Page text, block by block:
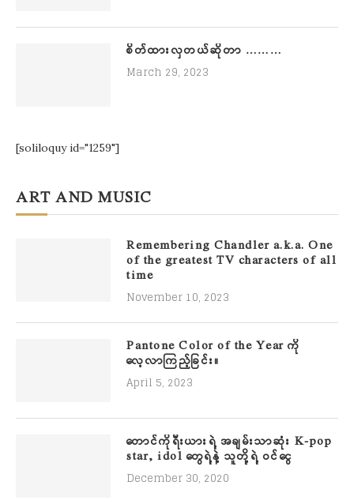
စိတ်ထားလှတယ်ဆိုတာ ………
March 29, 2023
[soliloquy id="1259"]
ART AND MUSIC
Remembering Chandler a.k.a. One
of the greatest TV characters of all
time
November 10, 2023
Pantone Color of the Year ကို
လေ့လာကြည့်ခြင်း။
April 5, 2023
တောင်ကိုရီးယားရဲ့ အချမ်းသာဆုံး K-pop
star, idol တွေရဲ့နဲ့ သူတို့ရဲ့ ဝင်ငွေ
December 30, 2020